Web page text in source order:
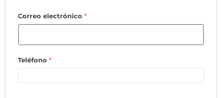
Correo electrónico *
Teléfono *